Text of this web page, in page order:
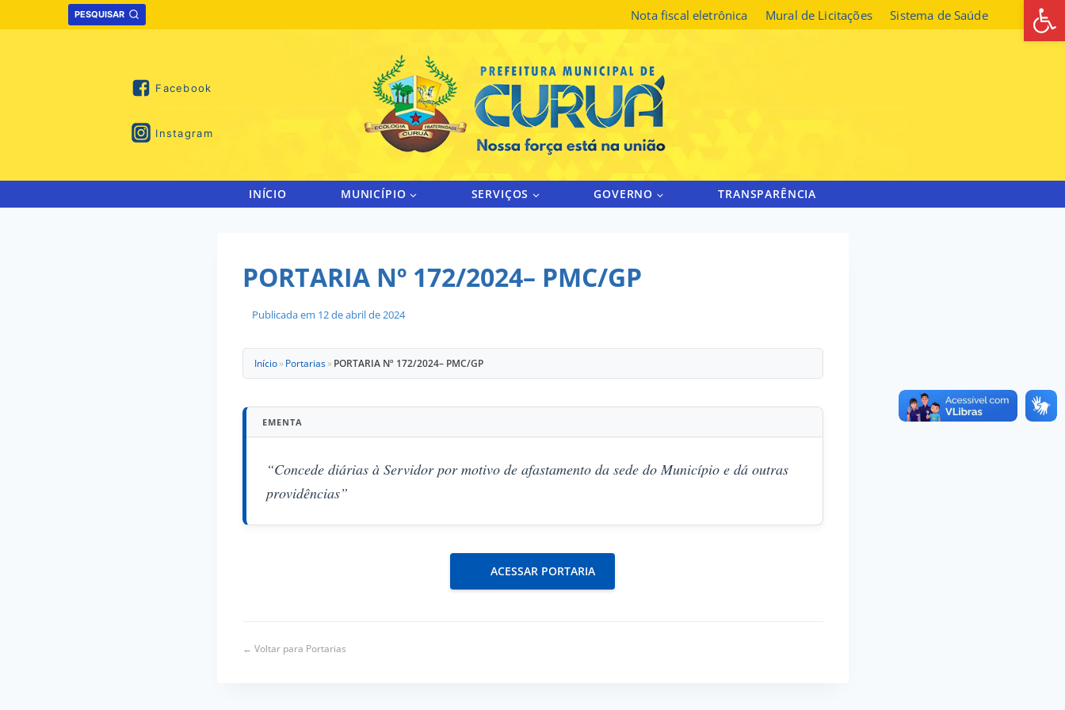
to
PESQUISAR Nota fiscal eletrônica Mural de Licitações Sistema de Saúde
Facebook
Instagram
INÍCIO MUNICÍPIO SERVIÇOS GOVERNO TRANSPARÊNCIA
PORTARIA Nº 172/2024– PMC/GP
Publicada em 12 de abril de 2024
Início » Portarias » PORTARIA Nº 172/2024– PMC/GP
EMENTA
“Concede diárias à Servidor por motivo de afastamento da sede do Município e dá outras
providências”
ACESSAR PORTARIA
← Voltar para Portarias